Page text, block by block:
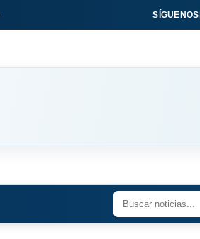
SÍGUENOS